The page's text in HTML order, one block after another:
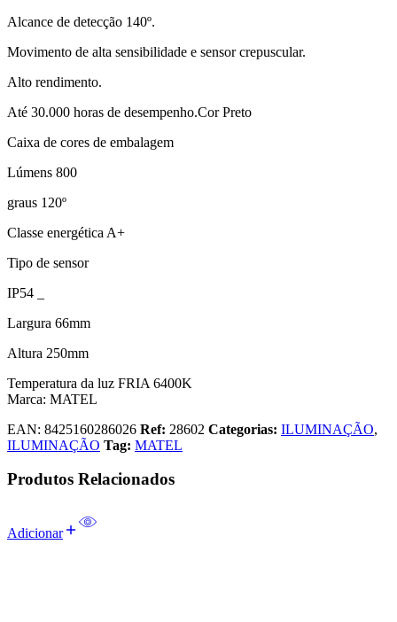
Alcance de detecção 140º.
Movimento de alta sensibilidade e sensor crepuscular.
Alto rendimento.
Até 30.000 horas de desempenho.Cor Preto
Caixa de cores de embalagem
Lúmens 800
graus 120º
Classe energética A+
Tipo de sensor
IP54 _
Largura 66mm
Altura 250mm
Temperatura da luz FRIA 6400K
Marca: MATEL
EAN: 8425160286026 Ref: 28602 Categorias: ILUMINAÇÃO,
ILUMINAÇÃO Tag: MATEL
Produtos Relacionados
Adicionar